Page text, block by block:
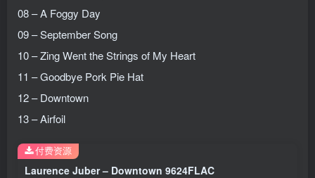
08 – A Foggy Day
09 – September Song
10 – Zing Went the Strings of My Heart
11 – Goodbye Pork Pie Hat
12 – Downtown
13 – Airfoil
Laurence Juber – Downtown 9624FLAC
付费资源